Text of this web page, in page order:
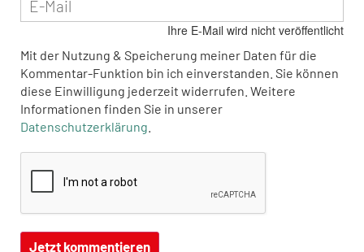
Ihre E-Mail wird nicht veröffentlicht
Mit der Nutzung & Speicherung meiner Daten für die
Kommentar-Funktion bin ich einverstanden. Sie können
diese Einwilligung jederzeit widerrufen. Weitere
Informationen finden Sie in unserer
Datenschutzerklärung